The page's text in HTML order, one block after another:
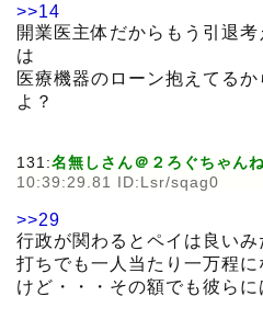
>>14
開業医主体だからもう引退
は
医療機器のローン抱えてる
よ？
131:名無しさん＠２ろぐちゃん
10:39:29.81 ID:Lsr/sqag0
>>29
行政が関わるとペイは良い
打ちでも一人当たり一万程
けど・・・その額でも彼らに